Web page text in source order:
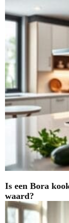
Is een Bora
waard?